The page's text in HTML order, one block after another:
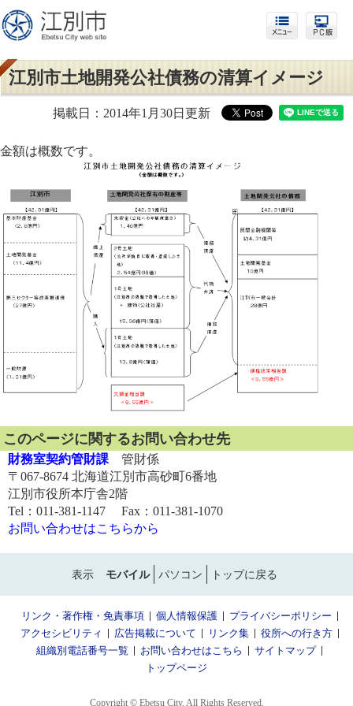
江別市土地開発公社債務の清算イメージ
掲載日：2014年1月30日更新
金額は概数です。
このページに関するお問い合わせ先
財務室契約管財課 管財係
〒067-8674 北海道江別市高砂町6番地
江別市役所本庁舎2階
Tel：011-381-1147 Fax：011-381-1070
お問い合わせはこちらから
表示 モバイル パソコン トップに戻る
リンク・著作権・免責事項 個人情報保護
プライバシーポリシー
アクセシビリティ
広告掲載について リンク集
役所への行き方
組織別電話番号一覧
お問い合わせはこちら
サイトマップ
トップページ
Copyright © Ebetsu City. All Rights Reserved.